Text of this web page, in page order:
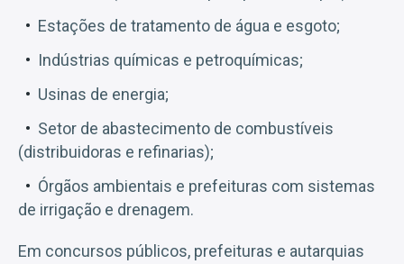
Estações de tratamento de água e esgoto;
Indústrias químicas e petroquímicas;
Usinas de energia;
Setor de abastecimento de combustíveis
(distribuidoras e refinarias);
Órgãos ambientais e prefeituras com sistemas
de irrigação e drenagem.
Em concursos públicos, prefeituras e autarquias